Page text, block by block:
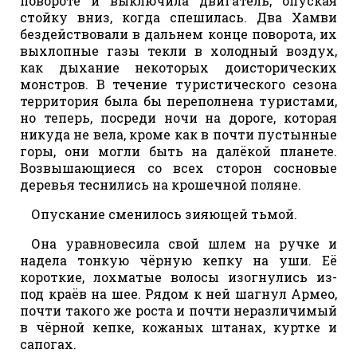
стойку вниз, когда спешилась. Два Хамви
бездействовали в дальнем конце поворота, их
выхлопные газы текли в холодный воздух,
как дыхание некоторых доисторических
монстров. В течение туристического сезона
территория была бы переполнена туристами,
но теперь, посреди ночи на дороге, которая
никуда не вела, кроме как в почти пустынные
горы, они могли быть на далёкой планете.
Возвышающиеся со всех сторон сосновые
деревья теснились на крошечной поляне.
Опускание сменилось зияющей тьмой.
Она уравновесила свой шлем на ручке и
надела тонкую чёрную кепку на уши. Её
короткие, лохматые волосы изогнулись из-
под краёв на шее. Рядом к ней шагнул Армео,
почти такого же роста и почти неразличимый
в чёрной кепке, кожаных штанах, куртке и
сапогах.